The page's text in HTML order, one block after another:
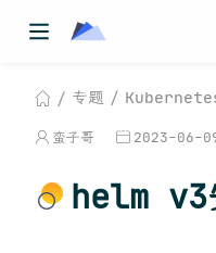
专题
蛮子哥 2023-06-
helm v3